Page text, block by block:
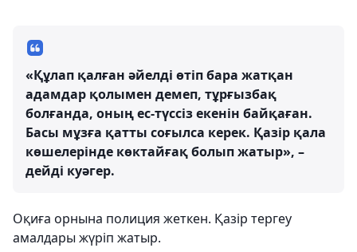
«Құлап қалған әйелді өтіп бара жатқан
адамдар қолымен демеп, тұрғызбақ
болғанда, оның ес-түссіз екенін байқаған.
Басы мұзға қатты соғылса керек. Қазір қала
көшелерінде көктайғақ болып жатыр», –
дейді куәгер.
Оқиға орнына полиция жеткен. Қазір тергеу
амалдары жүріп жатыр.